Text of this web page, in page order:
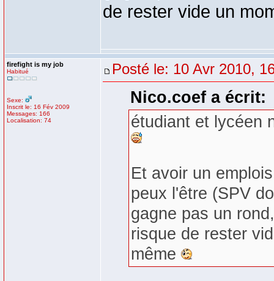
de rester vide un
firefight is my job
Habitué
Sexe:
Inscrit le: 16 Fév 2009
Messages: 166
Localisation: 74
Posté le: 10 Avr 2010,
Nico.coef a écrit:
étudiant et lycéen
Et avoir un
peux l'être (SPV
gagne pas un
risque de rester
même